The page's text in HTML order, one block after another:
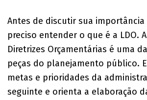
Antes de discutir sua importância
preciso entender o que é a LDO.
Diretrizes Orçamentárias é uma
peças do planejamento público.
metas e prioridades da
seguinte e orienta a elaboração